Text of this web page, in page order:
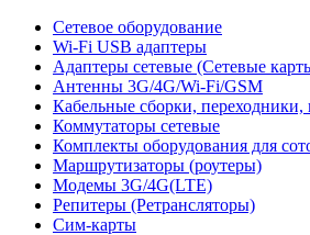
Сетевое оборудование
Wi-Fi USB адаптеры
Адаптеры сетевые (Сетевые
Антенны 3G/4G/Wi-Fi/GSM
Кабельные сборки,
Коммутаторы сетевые
Комплекты оборудования для
Маршрутизаторы (роутеры)
Модемы 3G/4G(LTE)
Репитеры (Ретрансляторы)
Сим-карты